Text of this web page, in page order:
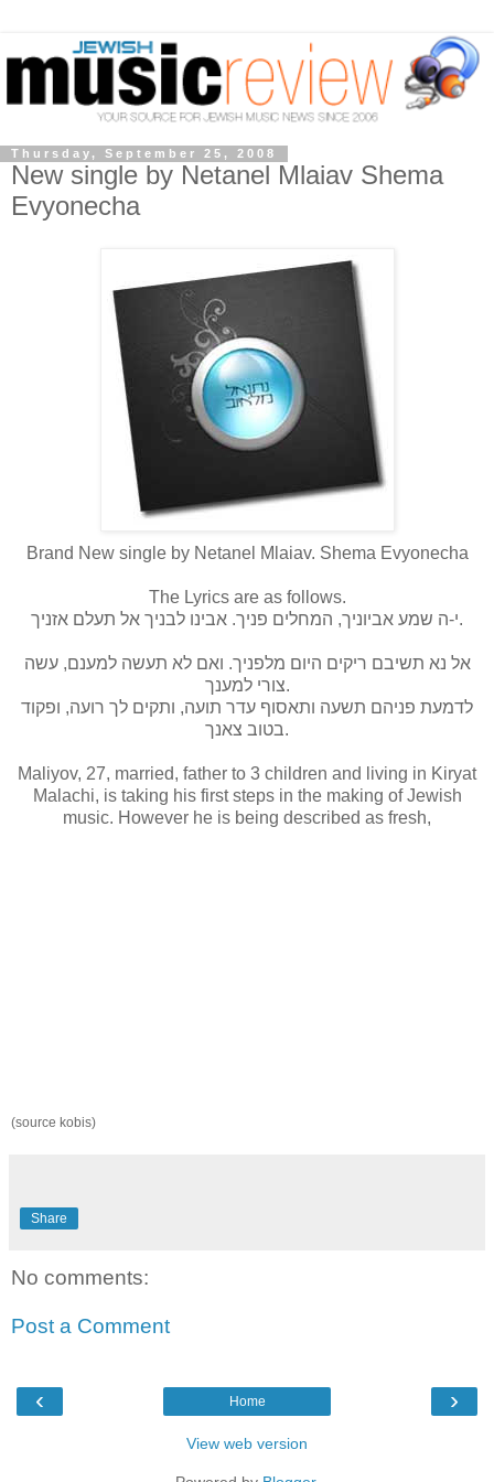
Thursday, September 25, 2008
New single by Netanel Mlaiav Shema
Evyonecha
Brand New single by Netanel Mlaiav. Shema Evyonecha
The Lyrics are as follows.
י-ה שמע אביוניך, המחלים פניך. אבינו לבניך אל תעלם אזניך.
אל נא תשיבם ריקים היום מלפניך. ואם לא תעשה למענם, עשה
צורי למענך.
לדמעת פניהם תשעה ותאסוף עדר תועה, ותקים לך רועה, ופקוד
בטוב צאנך.
Maliyov, 27, married, father to 3 children and living in Kiryat
Malachi, is taking his first steps in the making of Jewish
music. However he is being described as fresh,
(source kobis)
Share
No comments:
Post a Comment
‹ ›
Home
View web version